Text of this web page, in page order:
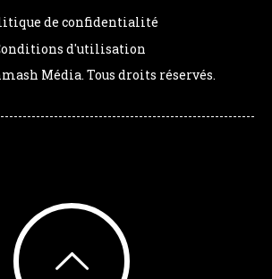
de confidentialité
d'utilisation
Média. Tous droits réservés.